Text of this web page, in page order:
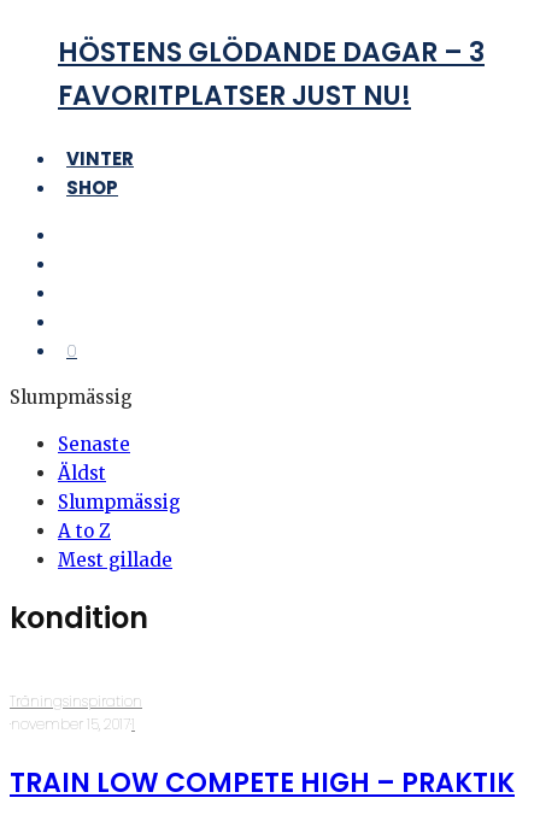
HÖSTENS GLÖDANDE DAGAR – 3
FAVORITPLATSER JUST NU!
VINTER
SHOP
0
Slumpmässig
Senaste
Äldst
Slumpmässig
A to Z
Mest gillade
kondition
Träningsinspiration
·november 15, 2017·1
TRAIN LOW COMPETE HIGH – PRAKTIK